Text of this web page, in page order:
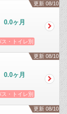
更新 08/10
0.0ヶ月
ス・トイレ別
更新 08/10
0.0ヶ月
ス・トイレ別
更新 08/10